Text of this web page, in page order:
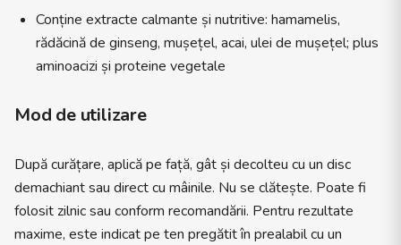
Conține extracte calmante și nutritive: hamamelis,
rădăcină de ginseng, mușețel, acai, ulei de mușețel; plus
aminoacizi și proteine vegetale
Mod de utilizare
După curățare, aplică pe față, gât și decolteu cu un disc
demachiant sau direct cu mâinile. Nu se clătește. Poate fi
folosit zilnic sau conform recomandării. Pentru rezultate
maxime, este indicat pe ten pregătit în prealabil cu un